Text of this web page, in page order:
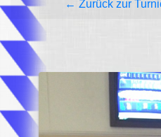
← Zurück zur